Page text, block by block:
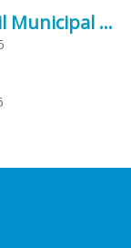
Procès-Verbal du Conseil Municipal du 20 mars 2026